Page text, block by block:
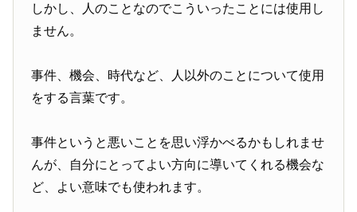
しかし、人のことなのでこういったことには使用し
ません。
事件、機会、時代など、人以外のことについて使用
をする言葉です。
事件というと悪いことを思い浮かべるかもしれませ
んが、自分にとってよい方向に導いてくれる機会な
ど、よい意味でも使われます。